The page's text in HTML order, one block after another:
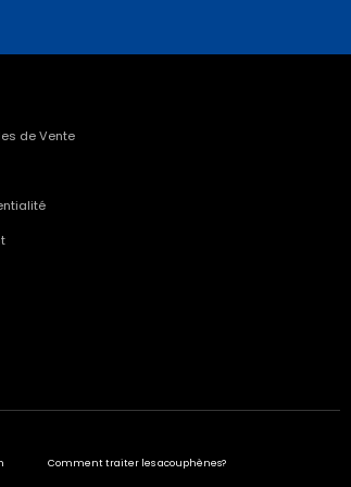
de Vente
Comment traiter les acouphènes?